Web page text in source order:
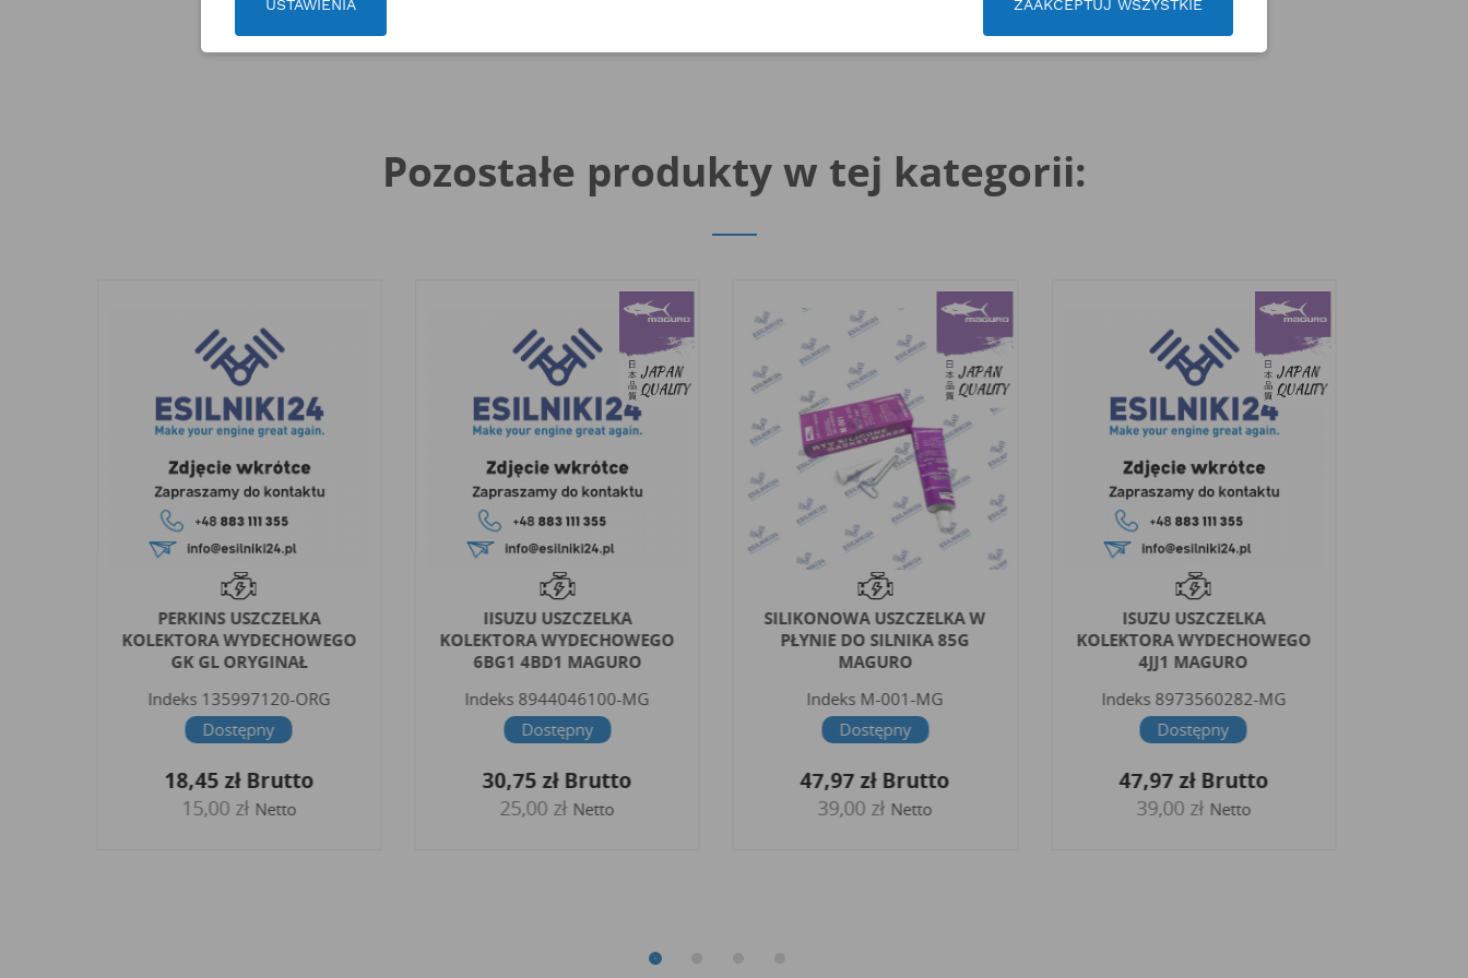
Pozostałe produkty w tej kategorii:
PERKINS USZCZELKA
KOLEKTORA WYDECHOWEGO
GK GL ORYGINAŁ
Indeks 135997120-ORG
Dostępny
18,45 złBrutto
15,00 zł Netto
IISUZU USZCZELKA
KOLEKTORA WYDECHOWEGO
6BG1 4BD1 MAGURO
Indeks 8944046100-MG
Dostępny
30,75 złBrutto
25,00 zł Netto
SILIKONOWA USZCZELKA W
PŁYNIE DO SILNIKA 85G
MAGURO
Indeks M-001-MG
Dostępny
47,97 złBrutto
39,00 zł Netto
ISUZU USZCZELKA
KOLEKTORA WYDECHOWEGO
4JJ1 MAGURO
Indeks 8973560282-MG
Dostępny
47,97 złBrutto
39,00 zł Netto
USTAWIENIA ZAAKCEPTUJ WSZYSTKIE